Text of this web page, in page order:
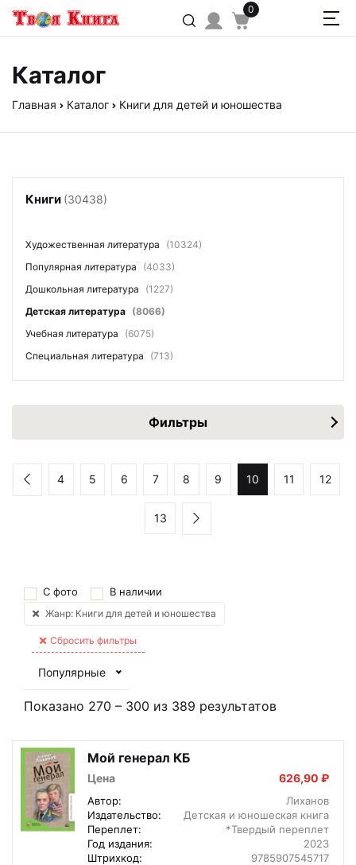
0
Каталог
Главная Каталог Книги для детей и юношества
Книги (30438)
Художественная литература
(10324)
Популярная литература
(4033)
Дошкольная литература
(1227)
Детская литература (8066)
Учебная литература
(6075)
Специальная литература
(713)
Фильтры
4 5 6 7 8 9 10 11 12
13
С фото В наличии
Жанр: Книги для детей и юношества
Сбросить фильтры
Популярные
Показано 270 – 300 из 389 результатов
Мой генерал КБ
Цена 626,90 ₽
Автор:
Лиханов
Издательство:
Детская и юношеская книга
Переплет:
*Твердый переплет
Год издания:
2023
Штрихкод:
9785907545717